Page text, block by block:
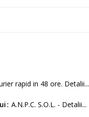
rapid in 48 ore. Detalii...
A.N.P.C. S.O.L. - Detalii...